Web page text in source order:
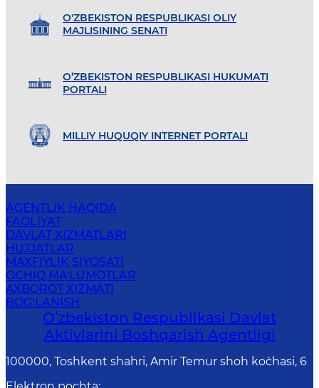
O'ZBEKISTON RESPUBLIKASI OLIY
MAJLISINING SENATI
O’ZBEKISTON RESPUBLIKASI HUKUMATI
PORTALI
MILLIY HUQUQIY INTERNET PORTALI
AGENTLIK HAQIDA
FAOLIYAT
DAVLAT XIZMATLARI
HUJJATLAR
MAXFIYLIK SIYOSATI
OCHIQ MA'LUMOTLAR
AXBOROT XIZMATI
BOG‘LANISH
Oʻzbekiston Respublikasi Davlat
Aktivlarini Boshqarish Agentligi
100000, Toshkent shahri, Amir Temur shoh ko`chasi, 6